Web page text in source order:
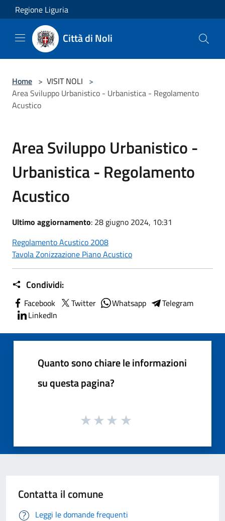
Salta al contenuto principale
Regione Liguria
Città di Noli
Home > VISIT NOLI >
Area Sviluppo Urbanistico - Urbanistica - Regolamento
Acustico
Area Sviluppo Urbanistico -
Urbanistica - Regolamento
Acustico
Ultimo aggiornamento: 28 giugno 2024, 10:31
Regolamento Acustico 2008
Tavola Zonizzazione Piano Acustico
Condividi:
Facebook Twitter Whatsapp
Telegram
LinkedIn
Quanto sono chiare le informazioni
su questa pagina?
Contatta il comune
Leggi le domande frequenti